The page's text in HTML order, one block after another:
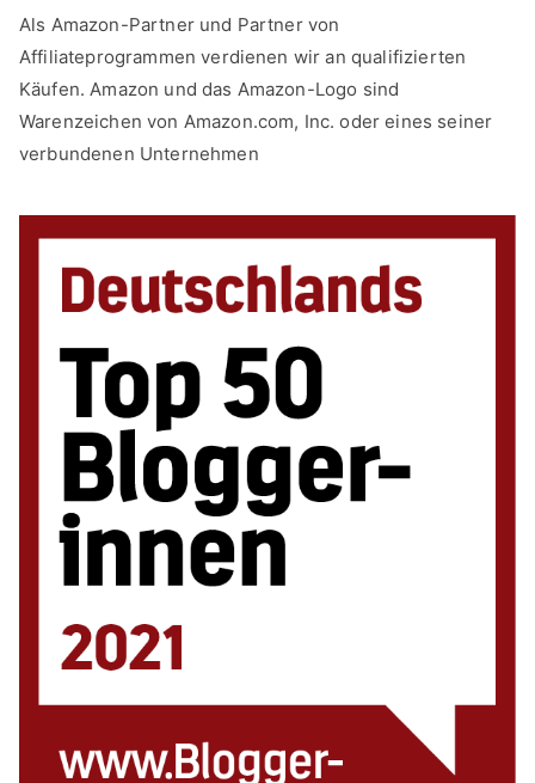
Als Amazon-Partner und Partner von
Affiliateprogrammen verdienen wir an qualifizierten
Käufen. Amazon und das Amazon-Logo sind
Warenzeichen von Amazon.com, Inc. oder eines seiner
verbundenen Unternehmen